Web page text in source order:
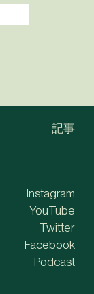
記事
Instagram
YouTube
Twitter
Facebook
Podcast